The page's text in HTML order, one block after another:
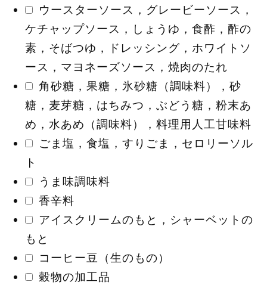
ウースターソース，グレービーソース，
ケチャップソース，しょうゆ，食酢，酢の
素，そばつゆ，ドレッシング，ホワイトソ
ース，マヨネーズソース，焼肉のたれ
角砂糖，果糖，氷砂糖（調味料），砂
糖，麦芽糖，はちみつ，ぶどう糖，粉末あ
め，水あめ（調味料），料理用人工甘味料
ごま塩，食塩，すりごま，セロリーソル
ト
うま味調味料
香辛料
アイスクリームのもと，シャーベットの
もと
コーヒー豆（生のもの）
穀物の加工品